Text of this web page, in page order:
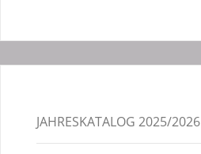
JAHRESKATALOG 2025/2026